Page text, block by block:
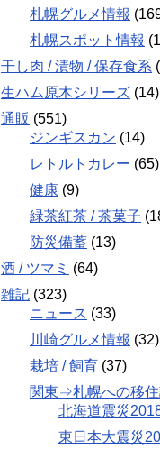
札幌グルメ情報
札幌スポット情報
干し肉 / 漬物 / 保存食系
生ハム原木シリーズ (14)
通販 (551)
ジンギスカン (14)
レトルトカレー (65)
健康 (9)
緑茶紅茶 / 茶菓子
防災備蓄 (13)
酒 / ツマミ (64)
雑記 (323)
ニュース (33)
川崎グルメ情報 (32)
栽培 / 飼育 (37)
関東⇒札幌への移
北海道震災
東日本大震災